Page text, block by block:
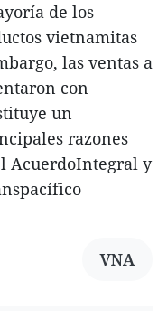
de los
vietnamitas
las ventas a
con
un
razones
AcuerdoIntegral y
VNA